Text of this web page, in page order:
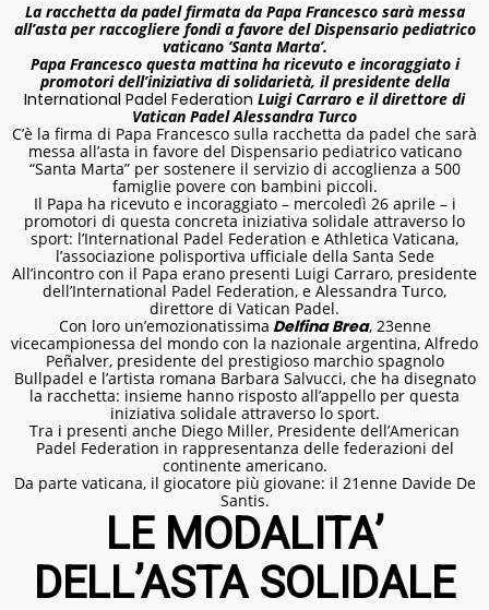
La racchetta da padel firmata da Papa Francesco sarà messa
all’asta per raccogliere fondi a favore del Dispensario pediatrico
vaticano ‘Santa Marta’.
Papa Francesco questa mattina ha ricevuto e incoraggiato i
promotori dell’iniziativa di solidarietà, il presidente della
International Padel Federation Luigi Carraro e il direttore di
Vatican Padel Alessandra Turco
C’è la firma di Papa Francesco sulla racchetta da padel che sarà
messa all’asta in favore del Dispensario pediatrico vaticano
“Santa Marta” per sostenere il servizio di accoglienza a 500
famiglie povere con bambini piccoli.
Il Papa ha ricevuto e incoraggiato – mercoledì 26 aprile – i
promotori di questa concreta iniziativa solidale attraverso lo
sport: l’International Padel Federation e Athletica Vaticana,
l’associazione polisportiva ufficiale della Santa Sede
All’incontro con il Papa erano presenti Luigi Carraro, presidente
dell’International Padel Federation, e Alessandra Turco,
direttore di Vatican Padel.
Con loro un’emozionatissima Delfina Brea, 23enne
vicecampionessa del mondo con la nazionale argentina, Alfredo
Peñalver, presidente del prestigioso marchio spagnolo
Bullpadel e l’artista romana Barbara Salvucci, che ha disegnato
la racchetta: insieme hanno risposto all’appello per questa
iniziativa solidale attraverso lo sport.
Tra i presenti anche Diego Miller, Presidente dell’American
Padel Federation in rappresentanza delle federazioni del
continente americano.
Da parte vaticana, il giocatore più giovane: il 21enne Davide De
Santis.
LE MODALITA’
DELL’ASTA SOLIDALE